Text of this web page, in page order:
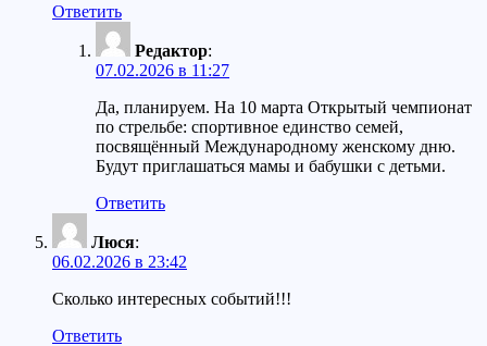
Ответить
Редактор:
07.02.2026 в 11:27
Да, планируем. На 10 марта Открытый чемпионат
по стрельбе: спортивное единство семей,
посвящённый Международному женскому дню.
Будут приглашаться мамы и бабушки с детьми.
Ответить
Люся:
06.02.2026 в 23:42
Сколько интересных событий!!!
Ответить